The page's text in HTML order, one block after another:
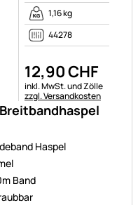
Haspel
Band
1,16 kg
44278
12,90CHF
Steuerhinweis:
inkl. MwSt. und Zölle
zzgl. Versandkosten